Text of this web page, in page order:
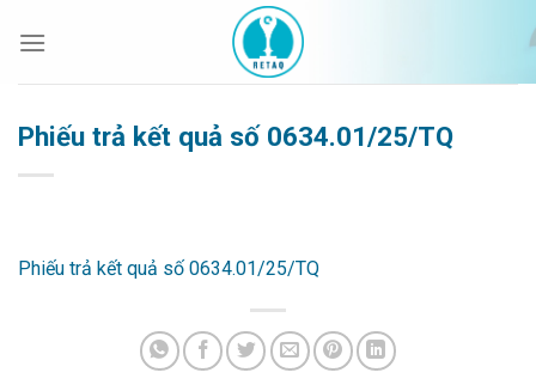
qua
Phiếu trả kết quả số 0634.01/25/TQ
Phiếu trả kết quả số 0634.01/25/TQ